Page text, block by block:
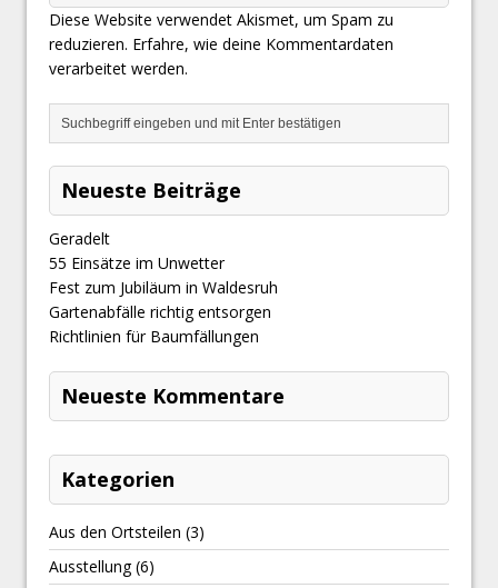
Diese Website verwendet Akismet, um Spam zu
reduzieren. Erfahre, wie deine Kommentardaten
verarbeitet werden.
Neueste Beiträge
Geradelt
​55 Einsätze im Unwetter
Fest zum Jubiläum in Waldesruh
Gartenabfälle richtig entsorgen
Richtlinien für Baumfällungen
Neueste Kommentare
Kategorien
Aus den Ortsteilen (3)
Ausstellung(6)